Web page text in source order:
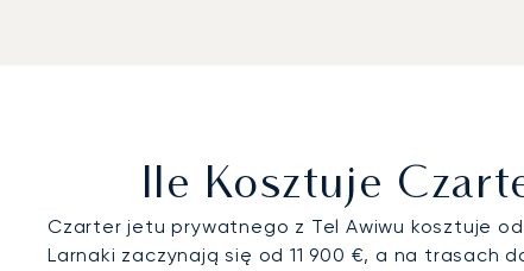
poziomie bezpieczeństwa i naszym
Ile Kosztuje
Czarter jetu prywatnego z Tel Awiwu kosztuje
Larnaki zaczynają się od 11 900 €, a na trasach